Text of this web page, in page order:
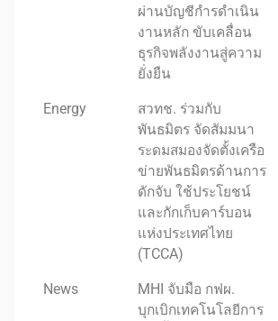
ผ่านบัญชีกำรดำเนิน
งานหลัก ขับเคลื่อน
ธุรกิจพลังงานสู่ความ
ยั่งยืน
Energy
สวทช. ร่วมกับ
พันธมิตร จัดสัมมนา
ระดมสมองจัดตั้งเครือ
ข่ายพันธมิตรด้านการ
ดักจับ ใช้ประโยชน์
และกักเก็บคาร์บอน
แห่งประเทศไทย
(TCCA)
News
MHI จับมือ กฟผ.
บุกเบิกเทคโนโลยีการ